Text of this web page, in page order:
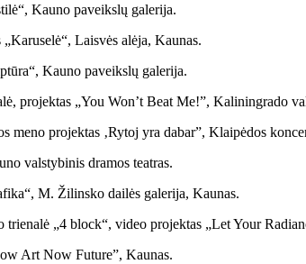
Kauno paveikslų galerija.
Laisvės alėja, Kaunas.
Kauno paveikslų galerija.
projektas „You Won’t Beat Me!”, Kaliningrado
meno projektas ‚Rytoj yra dabar”, Klaipėdos
valstybinis dramos teatras.
M. Žilinsko dailės galerija, Kaunas.
„4 block“, video projektas „Let Your
Art Now Future”, Kaunas.